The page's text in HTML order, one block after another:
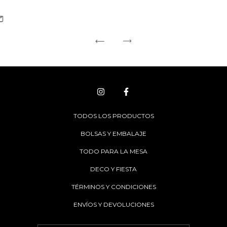
TODOS LOS PRODUCTOS
BOLSAS Y EMBALAJE
TODO PARA LA MESA
DECO Y FIESTA
TÉRMINOS Y CONDICIONES
ENVÍOS Y DEVOLUCIONES